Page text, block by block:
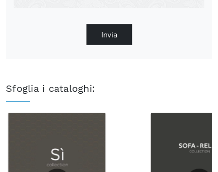
Invia
Sfoglia i cataloghi: